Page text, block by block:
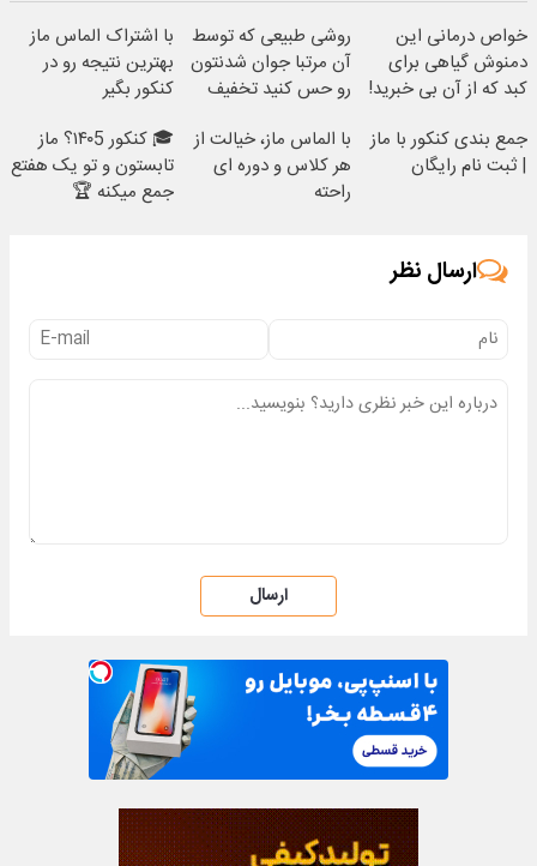
خواص درمانی این
دمنوش گیاهی برای
کبد که از آن بی خبرید!
روشی طبیعی که توسط
آن مرتبا جوان شدنتون
رو حس کنید تخفیف
با اشتراک الماس ماز
بهترین نتیجه رو در
کنکور بگیر
جمع بندی کنکور با ماز
| ثبت نام رایگان
با الماس ماز، خیالت از
هر کلاس و دوره ای
راحته
🎓 کنکور ۱۴۰5؟ ماز
تابستون و تو یک هفتع
جمع میکنه 🏆
ارسال نظر
ارسال